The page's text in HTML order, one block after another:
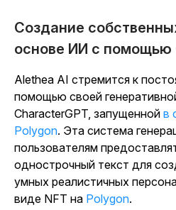
Создание
основе ИИ с помощью
Alethea AI стремится к
помощью своей
CharacterGPT, запущенной в
Polygon. Эта система
пользователям
однострочный текст для
умных реалистичных
виде NFT на Polygon.